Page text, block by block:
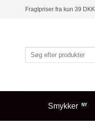
Fragtpriser fra kun 39 DKK
Søg
efter:
Smykker